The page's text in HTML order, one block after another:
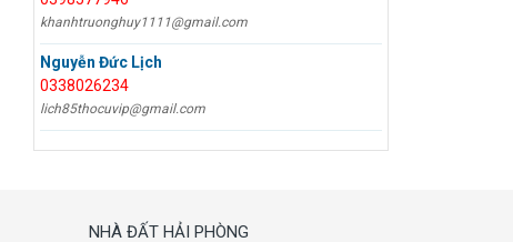
khanhtruonghuy1111@gmail.com
Nguyễn Đức Lịch
0338026234
lich85thocuvip@gmail.com
NHÀ ĐẤT HẢI PHÒNG